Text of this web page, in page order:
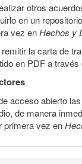
otros
en un
vez enHechos y
la carta de
en PDF a
acceso abierto
de manera
primera vez en